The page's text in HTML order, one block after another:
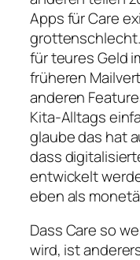
Apps für Care
für teures Geld
früheren
anderen
Kita-Alltags
glaube das hat
dass
entwickelt
eben als
Dass Care so
wird, ist